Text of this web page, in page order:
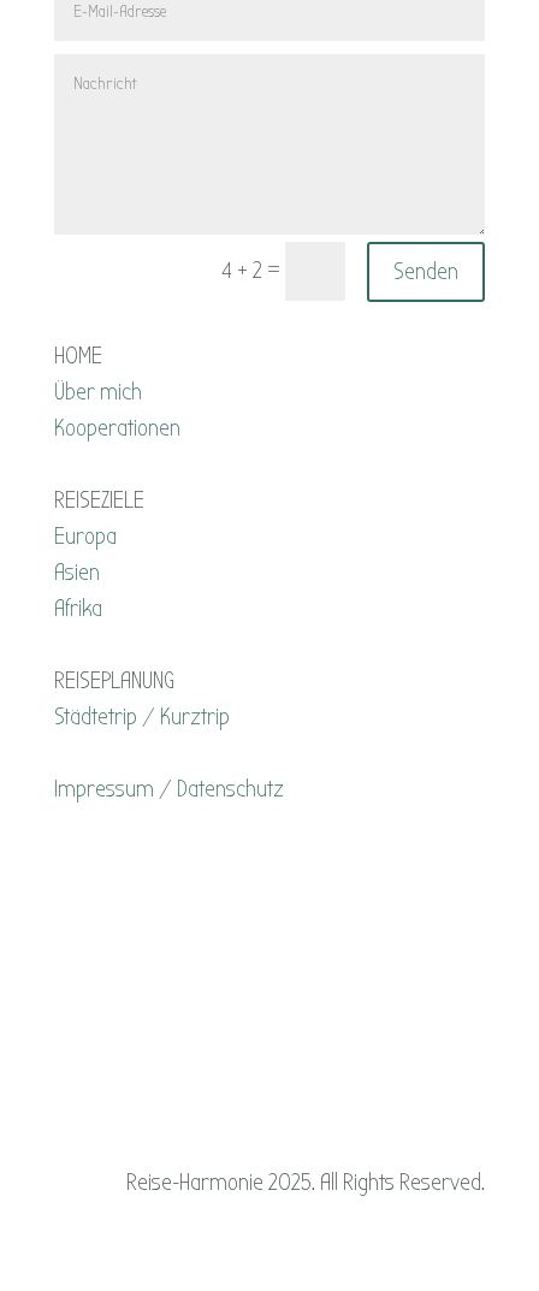
4 + 2 = Senden
HOME
Über mich
Kooperationen
REISEZIELE
Europa
Asien
Afrika
REISEPLANUNG
Städtetrip / Kurztrip
Impressum / Datenschutz
Reise-Harmonie 2025. All Rights Reserved.